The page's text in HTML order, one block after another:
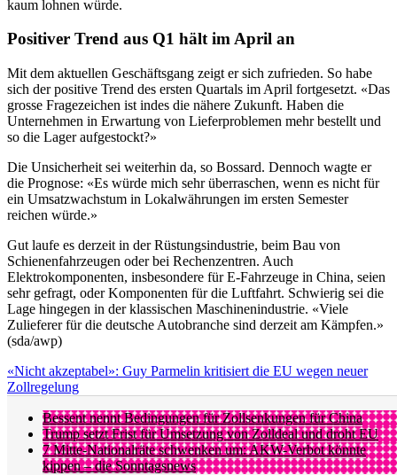
kaum lohnen würde.
Positiver Trend aus Q1 hält im April an
Mit dem aktuellen Geschäftsgang zeigt er sich zufrieden. So habe
sich der positive Trend des ersten Quartals im April fortgesetzt. «Das
grosse Fragezeichen ist indes die nähere Zukunft. Haben die
Unternehmen in Erwartung von Lieferproblemen mehr bestellt und
so die Lager aufgestockt?»
Die Unsicherheit sei weiterhin da, so Bossard. Dennoch wagte er
die Prognose: «Es würde mich sehr überraschen, wenn es nicht für
ein Umsatzwachstum in Lokalwährungen im ersten Semester
reichen würde.»
Gut laufe es derzeit in der Rüstungsindustrie, beim Bau von
Schienenfahrzeugen oder bei Rechenzentren. Auch
Elektrokomponenten, insbesondere für E-Fahrzeuge in China, seien
sehr gefragt, oder Komponenten für die Luftfahrt. Schwierig sei die
Lage hingegen in der klassischen Maschinenindustrie. «Viele
Zulieferer für die deutsche Autobranche sind derzeit am Kämpfen.»
(sda/awp)
«Nicht akzeptabel»: Guy Parmelin kritisiert die EU wegen neuer
Zollregelung
Bessent nennt Bedingungen für Zollsenkungen für China
Trump setzt Frist für Umsetzung von Zolldeal und droht EU
7 Mitte-Nationalräte schwenken um: AKW-Verbot könnte
kippen – die Sonntagsnews